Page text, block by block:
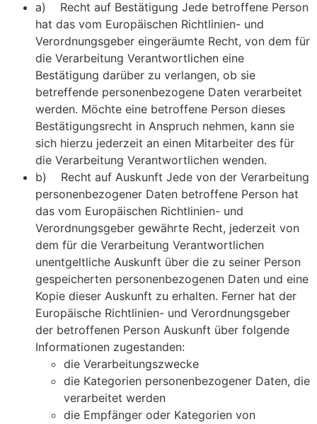
a) Recht auf Bestätigung Jede betroffene Person
hat das vom Europäischen Richtlinien- und
Verordnungsgeber eingeräumte Recht, von dem für
die Verarbeitung Verantwortlichen eine
Bestätigung darüber zu verlangen, ob sie
betreffende personenbezogene Daten verarbeitet
werden. Möchte eine betroffene Person dieses
Bestätigungsrecht in Anspruch nehmen, kann sie
sich hierzu jederzeit an einen Mitarbeiter des für
die Verarbeitung Verantwortlichen wenden.
b) Recht auf Auskunft Jede von der Verarbeitung
personenbezogener Daten betroffene Person hat
das vom Europäischen Richtlinien- und
Verordnungsgeber gewährte Recht, jederzeit von
dem für die Verarbeitung Verantwortlichen
unentgeltliche Auskunft über die zu seiner Person
gespeicherten personenbezogenen Daten und eine
Kopie dieser Auskunft zu erhalten. Ferner hat der
Europäische Richtlinien- und Verordnungsgeber
der betroffenen Person Auskunft über folgende
Informationen zugestanden:
die Verarbeitungszwecke
die Kategorien personenbezogener Daten, die
verarbeitet werden
die Empfänger oder Kategorien von